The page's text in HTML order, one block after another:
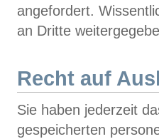
angefordert.
an Dritte
Recht auf
Sie haben jederzeit
gespeicherten